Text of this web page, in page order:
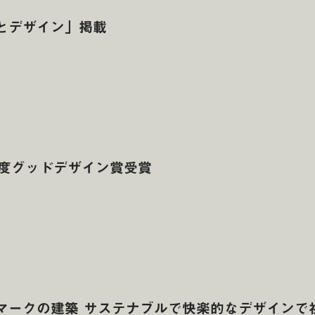
デザイン」掲載
グッドデザイン賞受賞
ークの建築 サステナブルで快楽的なデザインで